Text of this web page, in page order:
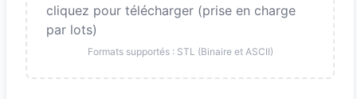
cliquez pour télécharger (prise en charge
par lots)
Formats supportés : STL (Binaire et ASCII)